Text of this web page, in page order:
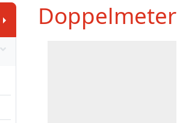
Doppelmeter